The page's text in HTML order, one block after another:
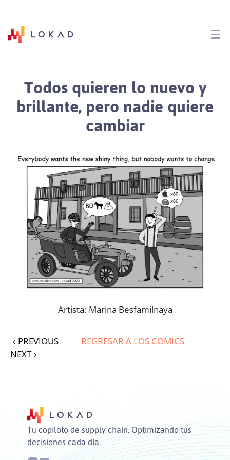
Todos quieren lo nuevo y
brillante, pero nadie quiere
cambiar
Artista: Marina Besfamilnaya
‹ PREVIOUS
REGRESAR A LOS COMICS
NEXT ›
Tu copiloto de supply chain. Optimizando tus
decisiones cada día.